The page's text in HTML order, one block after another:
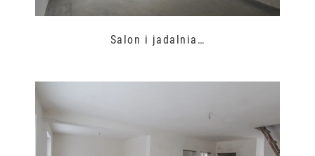
Salon i jadalnia…